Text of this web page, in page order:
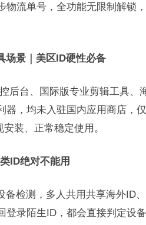
物流单号，全功能无限制解锁
场景｜美区ID硬性必备
后台、国际版专业剪辑工具
器，均未入驻国内应用商店，
装、正常稳定使用。
ID绝对不能用
备检测，多人共用共享海外ID
登录陌生ID，都会直接判定设